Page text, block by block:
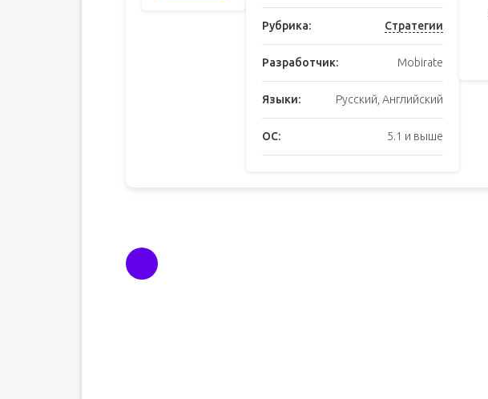
Рубрика: Стратегии
Разработчик: Mobirate
Языки: Русский, Английский
ОС: 5.1 и выше